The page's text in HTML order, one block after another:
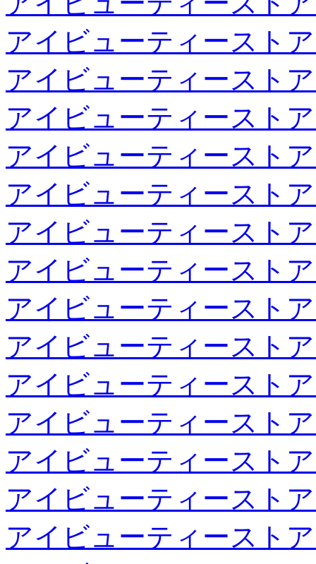
アイビューティースト
アイビューティースト
アイビューティースト
アイビューティースト
アイビューティースト
アイビューティースト
アイビューティースト
アイビューティースト
アイビューティースト
アイビューティースト
アイビューティースト
アイビューティースト
アイビューティースト
アイビューティースト